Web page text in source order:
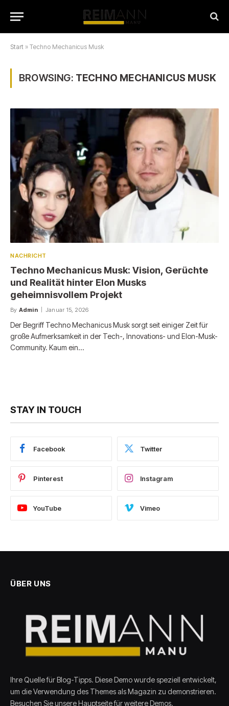
Start » Techno Mechanicus Musk
BROWSING: TECHNO MECHANICUS MUSK
NACHRICHT
Techno Mechanicus Musk: Vision, Gerüchte
und Realität hinter Elon Musks
geheimnisvollem Projekt
By Admin Januar 15, 2026
Der Begriff Techno Mechanicus Musk sorgt seit einiger Zeit für
große Aufmerksamkeit in der Tech-, Innovations- und Elon-Musk-
Community. Kaum ein…
STAY IN TOUCH
Facebook Twitter
Pinterest Instagram
YouTube Vimeo
ÜBER UNS
Ihre Quelle für Blog-Tipps. Diese Demo wurde speziell entwickelt,
um die Verwendung des Themes als Magazin zu demonstrieren.
Besuchen Sie unsere Hauptseite für weitere Demos.